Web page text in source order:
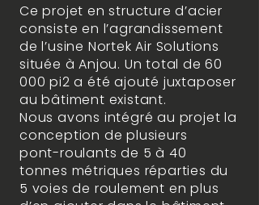
Ce projet en structure d’acier
consiste en l’agrandissement
de l’usine Nortek Air Solutions
située à Anjou. Un total de 60
000 pi2 a été ajouté juxtaposer
au bâtiment existant.
Nous avons intégré au projet la
conception de plusieurs
pont-roulants de 5 à 40
tonnes métriques réparties du
5 voies de roulement en plus